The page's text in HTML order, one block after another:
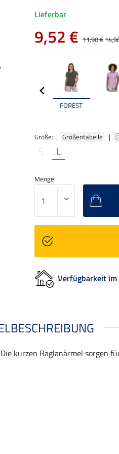
FOREST
Größe: | Größentabelle |
S L
Lieferbar
9,52 € 11,90 €
Menge:
Verfügbarkeit im
kurzen Raglanärmel sorgen